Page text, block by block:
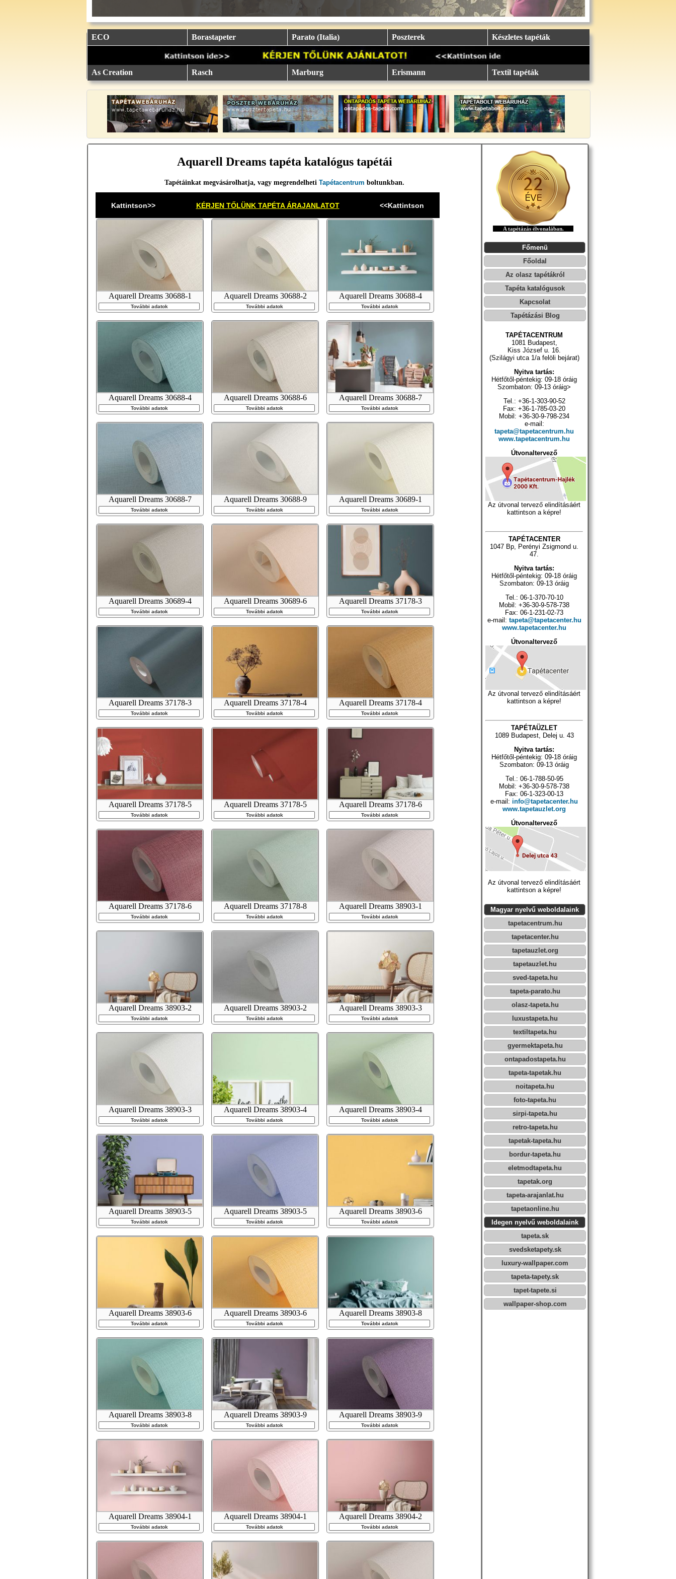
ECO Borastapeter Parato (Italia) Poszterek Készletes tapéták
As Creation Rasch Marburg Erismann Textil tapéták
Aquarell Dreams tapéta katalógus tapétái
Tapétáinkat megvásárolhatja, vagy megrendelheti Tapétacentrum boltunkban.
Kattintson>> KÉRJEN TŐLÜNK TAPÉTA ÁRAJANLATOT <<Kattintson
Aquarell Dreams 30688-1
További adatok
Aquarell Dreams 30688-2
További adatok
Aquarell Dreams 30688-4
További adatok
Aquarell Dreams 30688-4
További adatok
Aquarell Dreams 30688-6
További adatok
Aquarell Dreams 30688-7
További adatok
Aquarell Dreams 30688-7
További adatok
Aquarell Dreams 30688-9
További adatok
Aquarell Dreams 30689-1
További adatok
Aquarell Dreams 30689-4
További adatok
Aquarell Dreams 30689-6
További adatok
Aquarell Dreams 37178-3
További adatok
Aquarell Dreams 37178-3
További adatok
Aquarell Dreams 37178-4
További adatok
Aquarell Dreams 37178-4
További adatok
Aquarell Dreams 37178-5
További adatok
Aquarell Dreams 37178-5
További adatok
Aquarell Dreams 37178-6
További adatok
Aquarell Dreams 37178-6
További adatok
Aquarell Dreams 37178-8
További adatok
Aquarell Dreams 38903-1
További adatok
Aquarell Dreams 38903-2
További adatok
Aquarell Dreams 38903-2
További adatok
Aquarell Dreams 38903-3
További adatok
Aquarell Dreams 38903-3
További adatok
Aquarell Dreams 38903-4
További adatok
Aquarell Dreams 38903-4
További adatok
Aquarell Dreams 38903-5
További adatok
Aquarell Dreams 38903-5
További adatok
Aquarell Dreams 38903-6
További adatok
Aquarell Dreams 38903-6
További adatok
Aquarell Dreams 38903-6
További adatok
Aquarell Dreams 38903-8
További adatok
Aquarell Dreams 38903-8
További adatok
Aquarell Dreams 38903-9
További adatok
Aquarell Dreams 38903-9
További adatok
Aquarell Dreams 38904-1
További adatok
Aquarell Dreams 38904-1
További adatok
Aquarell Dreams 38904-2
További adatok
A tapétázás élvonalában.
Főmenü
Főoldal
Az olasz tapétákról
Tapéta katalógusok
Kapcsolat
Tapétázási Blog
TAPÉTACENTRUM
1081 Budapest,
Kiss József u. 16.
(Szilágyi utca 1/a felöli bejárat)
Nyitva tartás:
Hétfőtől-péntekig: 09-18 óráig
Szombaton: 09-13 óráig>
Tel.: +36-1-303-90-52
Fax: +36-1-785-03-20
Mobil: +36-30-9-798-234
e-mail:
tapeta@tapetacentrum.hu
www.tapetacentrum.hu
Útvonaltervező
Az útvonal tervező elindításáért
kattintson a képre!
TAPÉTACENTER
1047 Bp, Perényi Zsigmond u.
47.
Nyitva tartás:
Hétfőtől-péntekig: 09-18 óráig
Szombaton: 09-13 óráig
Tel.: 06-1-370-70-10
Mobil: +36-30-9-578-738
Fax: 06-1-231-02-73
e-mail: tapeta@tapetacenter.hu
www.tapetacenter.hu
Útvonaltervező
Az útvonal tervező elindításáért
kattintson a képre!
TAPÉTAÜZLET
1089 Budapest, Delej u. 43
Nyitva tartás:
Hétfőtől-péntekig: 09-18 óráig
Szombaton: 09-13 óráig
Tel.: 06-1-788-50-95
Mobil: +36-30-9-578-738
Fax: 06-1-323-00-13
e-mail: info@tapetacenter.hu
www.tapetauzlet.org
Útvonaltervező
Az útvonal tervező elindításáért
kattintson a képre!
Magyar nyelvű weboldalaink
tapetacentrum.hu
tapetacenter.hu
tapetauzlet.org
tapetauzlet.hu
sved-tapeta.hu
tapeta-parato.hu
olasz-tapeta.hu
luxustapeta.hu
textiltapeta.hu
gyermektapeta.hu
ontapadostapeta.hu
tapeta-tapetak.hu
noitapeta.hu
foto-tapeta.hu
sirpi-tapeta.hu
retro-tapeta.hu
tapetak-tapeta.hu
bordur-tapeta.hu
eletmodtapeta.hu
tapetak.org
tapeta-arajanlat.hu
tapetaonline.hu
Idegen nyelvű weboldalaink
tapeta.sk
svedsketapety.sk
luxury-wallpaper.com
tapeta-tapety.sk
tapet-tapete.si
wallpaper-shop.com